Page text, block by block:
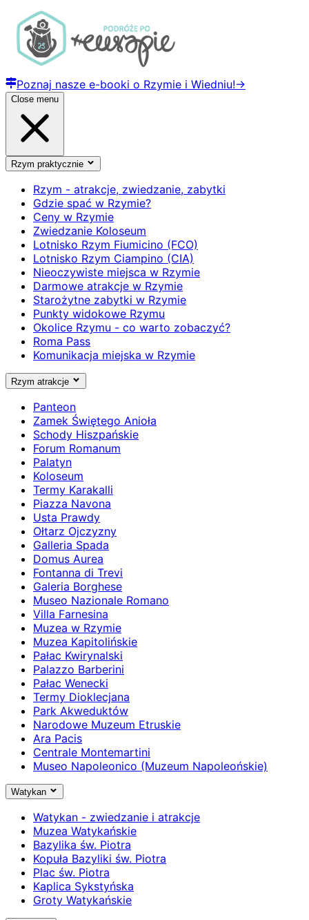
Poznaj nasze e-booki o Rzymie i Wiedniu!→
Close menu
Rzym praktycznie
Rzym - atrakcje, zwiedzanie, zabytki
Gdzie spać w Rzymie?
Ceny w Rzymie
Zwiedzanie Koloseum
Lotnisko Rzym Fiumicino (FCO)
Lotnisko Rzym Ciampino (CIA)
Nieoczywiste miejsca w Rzymie
Darmowe atrakcje w Rzymie
Starożytne zabytki w Rzymie
Punkty widokowe Rzymu
Okolice Rzymu - co warto zobaczyć?
Roma Pass
Komunikacja miejska w Rzymie
Rzym atrakcje
Panteon
Zamek Świętego Anioła
Schody Hiszpańskie
Forum Romanum
Palatyn
Koloseum
Termy Karakalli
Piazza Navona
Usta Prawdy
Ołtarz Ojczyzny
Galleria Spada
Domus Aurea
Fontanna di Trevi
Galeria Borghese
Museo Nazionale Romano
Villa Farnesina
Muzea w Rzymie
Muzea Kapitolińskie
Pałac Kwirynalski
Palazzo Barberini
Pałac Wenecki
Termy Dioklecjana
Park Akweduktów
Narodowe Muzeum Etruskie
Ara Pacis
Centrale Montemartini
Museo Napoleonico (Muzeum Napoleońskie)
Watykan
Watykan - zwiedzanie i atrakcje
Muzea Watykańskie
Bazylika św. Piotra
Kopuła Bazyliki św. Piotra
Plac św. Piotra
Kaplica Sykstyńska
Groty Watykańskie